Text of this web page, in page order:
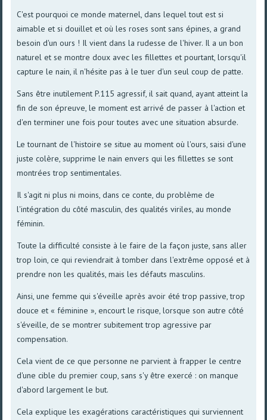
C'est pourquoi ce monde maternel, dans lequel tout est si
aimable et si douillet et où les roses sont sans épines, a grand
besoin d'un ours ! Il vient dans la rudesse de l'hiver. Il a un bon
naturel et se montre doux avec les fillettes et pourtant, lorsqu'il
capture le nain, il n'hésite pas à le tuer d'un seul coup de patte.
Sans être inutilement P.115 agressif, il sait quand, ayant atteint la
fin de son épreuve, le moment est arrivé de passer à l'action et
d'en terminer une fois pour toutes avec une situation absurde.
Le tournant de l'histoire se situe au moment où l'ours, saisi d'une
juste colère, supprime le nain envers qui les fillettes se sont
montrées trop sentimentales.
Il s'agit ni plus ni moins, dans ce conte, du problème de
l'intégration du côté masculin, des qualités viriles, au monde
féminin.
Toute la difficulté consiste à le faire de la façon juste, sans aller
trop loin, ce qui reviendrait à tomber dans l'extrême opposé et à
prendre non les qualités, mais les défauts masculins.
Ainsi, une femme qui s'éveille après avoir été trop passive, trop
douce et « féminine », encourt le risque, lorsque son autre côté
s'éveille, de se montrer subitement trop agressive par
compensation.
Cela vient de ce que personne ne parvient à frapper le centre
d'une cible du premier coup, sans s'y être exercé : on manque
d'abord largement le but.
Cela explique les exagérations caractéristiques qui surviennent